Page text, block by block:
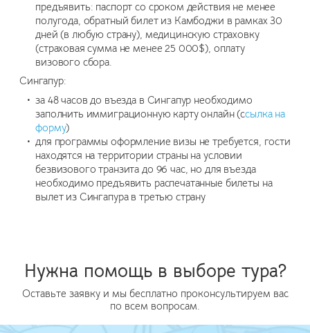
предъявить: паспорт со сроком действия не менее
полугода, обратный билет из Камбоджи в рамках 30
дней (в любую страну), медицинскую страховку
(страховая сумма не менее 25 000$), оплату
визового сбора.
Сингапур:
за 48 часов до въезда в Сингапур необходимо
заполнить иммиграционную карту онлайн (ссылка на
форму)
для программы оформление визы не требуется, гости
находятся на территории страны на условии
безвизового транзита до 96 час, но для въезда
необходимо предъявить распечатанные билеты на
вылет из Сингапура в третью страну
Нужна помощь в выборе тура?
Оставьте заявку и мы бесплатно проконсультируем вас
по всем вопросам.